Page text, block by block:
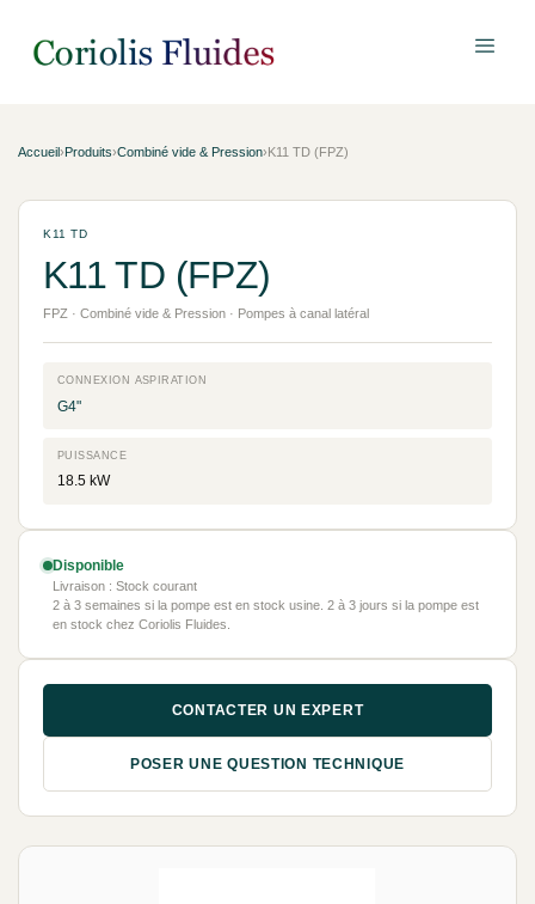
Accueil›Produits›Combiné vide & Pression›K11 TD (FPZ)
K11 TD
K11 TD (FPZ)
FPZ · Combiné vide & Pression · Pompes à canal latéral
CONNEXION ASPIRATION
G4"
PUISSANCE
18.5 kW
Disponible
Livraison : Stock courant
2 à 3 semaines si la pompe est en stock usine. 2 à 3 jours si la pompe est
en stock chez Coriolis Fluides.
CONTACTER UN EXPERT
POSER UNE QUESTION TECHNIQUE